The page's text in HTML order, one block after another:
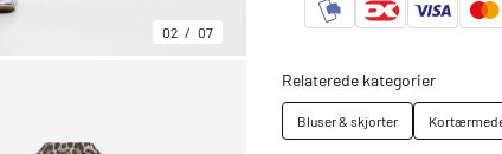
02 07
Relaterede kategorier
Bluser & skjorter